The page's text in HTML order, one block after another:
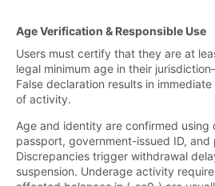
Age Verification & Responsible Use
Users must certify that they are at
legal minimum age in their
False declaration results in
of activity.
Age and identity are confirmed using
passport, government-issued ID,
Discrepancies trigger withdrawal
suspension. Underage activity